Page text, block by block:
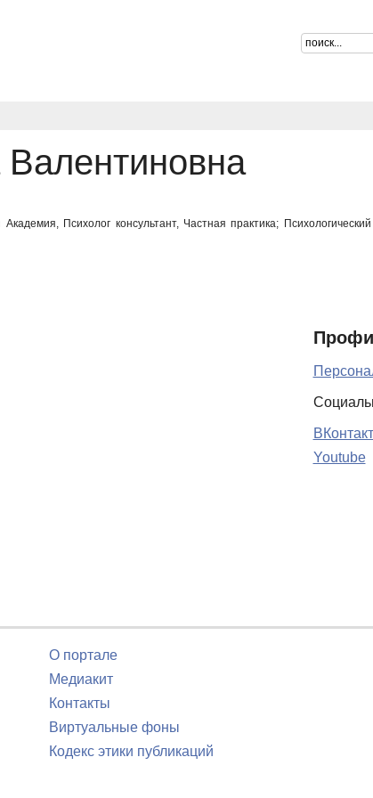
Психолог консультант, Частная практика;
Youtube
О портале
Медиакит
Контакты
Виртуальные фоны
Кодекс этики публикаций